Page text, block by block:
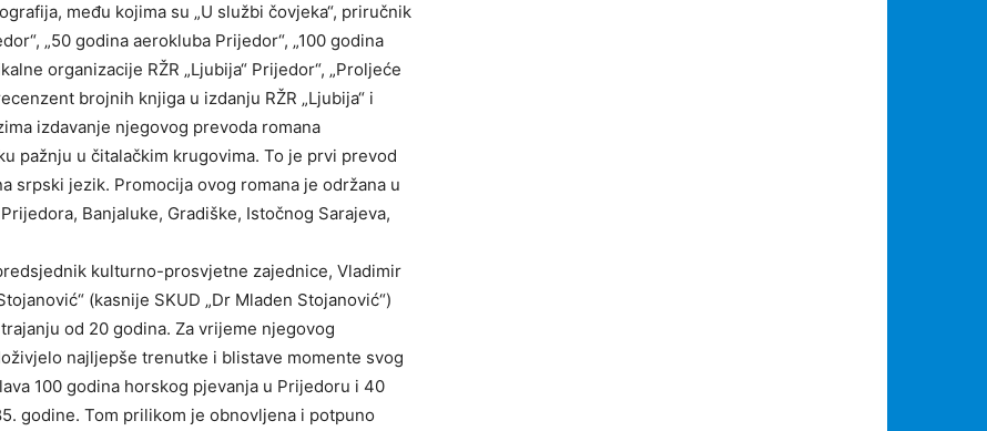
među kojima su „U službi čovjeka“, priručnik
„50 godina aerokluba Prijedor“, „100 godina
organizacije RŽR „Ljubija“ Prijedor“, „Proljeće
brojnih knjiga u izdanju RŽR „Ljubija“ i
izdavanje njegovog prevoda romana
pažnju u čitalačkim krugovima. To je prvi prevod
srpski jezik. Promocija ovog romana je održana u
Banjaluke, Gradiške, Istočnog Sarajeva,
kulturno-prosvjetne zajednice, Vladimir
(kasnije SKUD „Dr Mladen Stojanović“)
od 20 godina. Za vrijeme njegovog
najljepše trenutke i blistave momente svog
100 godina horskog pjevanja u Prijedoru i 40
godine. Tom prilikom je obnovljena i potpuno